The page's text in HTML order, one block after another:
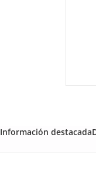
Información destacada